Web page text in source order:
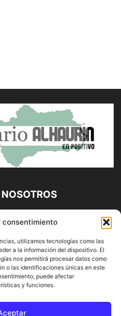
consentimiento
utilizamos tecnologías como las
a la información del dispositivo. El
nos permitirá procesar datos como
o las identificaciones únicas en este
puede afectar
y funciones.
Propiedad de
| 639 95 71 95 | Noticias de
Málaga y Provincia|